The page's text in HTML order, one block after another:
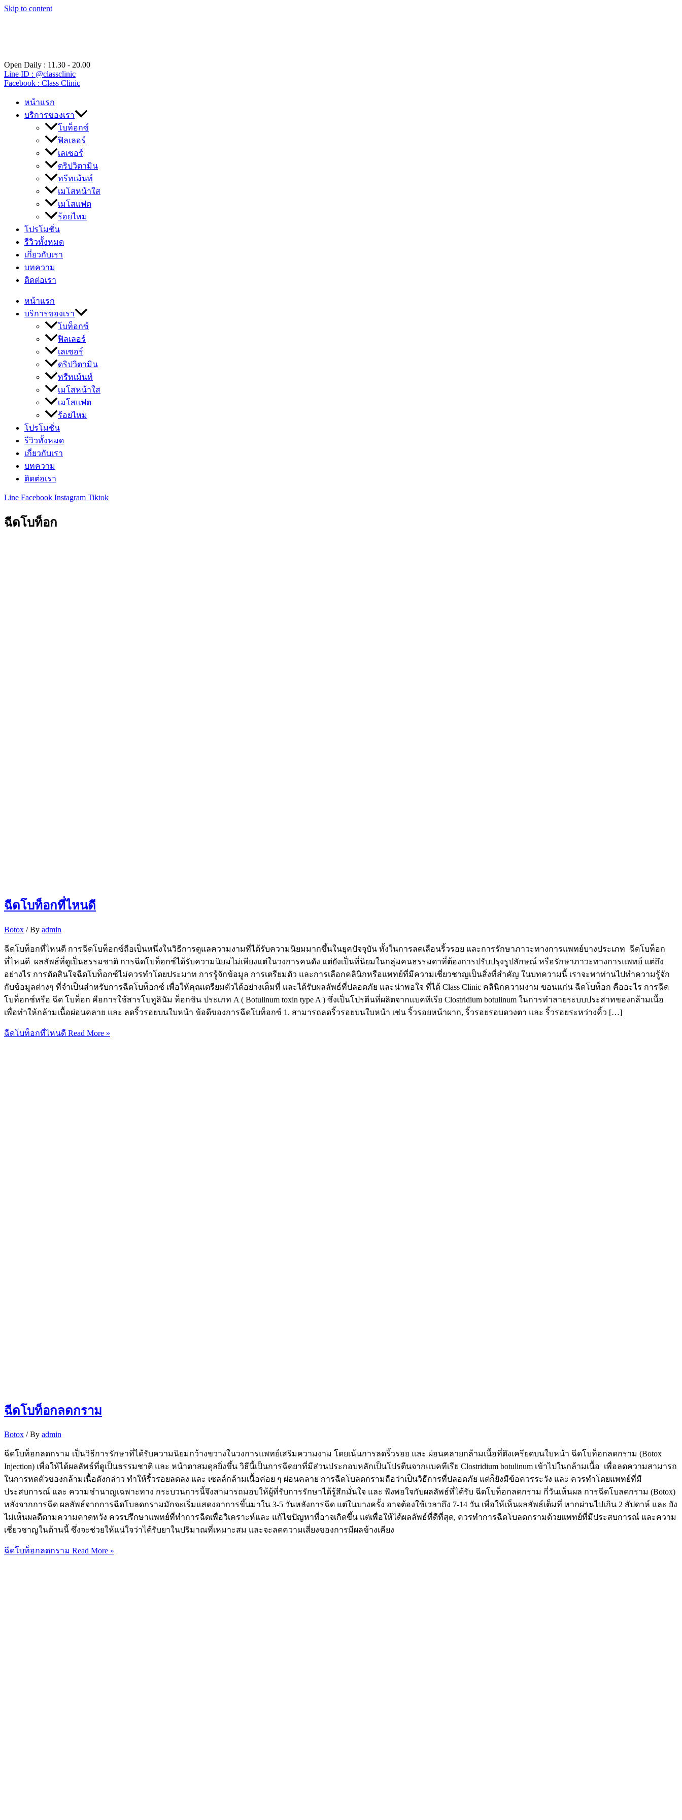
Skip to content
Open Daily : 11.30 - 20.00
Line ID : @classclinic​
Facebook : Class Clinic
หน้าแรก
บริการของเรา
โบท็อกซ์
ฟิลเลอร์
เลเซอร์
ดริปวิตามิน
ทรีทเม้นท์
เมโสหน้าใส
เมโสแฟต
ร้อยไหม
โปรโมชั่น
รีวิวทั้งหมด
เกี่ยวกับเรา
บทความ
ติดต่อเรา
หน้าแรก
บริการของเรา
โบท็อกซ์
ฟิลเลอร์
เลเซอร์
ดริปวิตามิน
ทรีทเม้นท์
เมโสหน้าใส
เมโสแฟต
ร้อยไหม
โปรโมชั่น
รีวิวทั้งหมด
เกี่ยวกับเรา
บทความ
ติดต่อเรา
Line Facebook Instagram Tiktok
ฉีดโบท็อก
ฉีดโบท็อกที่ไหนดี
Botox / By admin
ฉีดโบท็อกที่ไหนดี การฉีดโบท็อกซ์ถือเป็นหนึ่งในวิธีการดูแลความงามที่ได้รับความนิยมมากขึ้นในยุคปัจจุบัน ทั้งในการลดเลือนริ้วรอย และการรักษาภาวะทางการแพทย์บางประเภท ฉีดโบท็อก
ที่ไหนดี ผลลัพธ์ที่ดูเป็นธรรมชาติ การฉีดโบท็อกซ์ได้รับความนิยมไม่เพียงแต่ในวงการคนดัง แต่ยังเป็นที่นิยมในกลุ่มคนธรรมดาที่ต้องการปรับปรุงรูปลักษณ์ หรือรักษาภาวะทางการแพทย์ แต่ถึง
อย่างไร การตัดสินใจฉีดโบท็อกซ์ไม่ควรทำโดยประมาท การรู้จักข้อมูล การเตรียมตัว และการเลือกคลินิกหรือแพทย์ที่มีความเชี่ยวชาญเป็นสิ่งที่สำคัญ ในบทความนี้ เราจะพาท่านไปทำความรู้จัก
กับข้อมูลต่างๆ ที่จำเป็นสำหรับการฉีดโบท็อกซ์ เพื่อให้คุณเตรียมตัวได้อย่างเต็มที่ และได้รับผลลัพธ์ที่ปลอดภัย และน่าพอใจ ที่ได้ Class Clinic คลินิกความงาม ขอนแก่น ฉีดโบท็อก คืออะไร การฉีด
โบท็อกซ์หรือ ฉีด โบท็อก คือการใช้สารโบทูลินัม ท็อกซิน ประเภท A ( Botulinum toxin type A ) ซึ่งเป็นโปรตีนที่ผลิตจากแบคทีเรีย Clostridium botulinum ในการทำลายระบบประสาทของกล้ามเนื้อ
เพื่อทำให้กล้ามเนื้อผ่อนคลาย และ ลดริ้วรอยบนใบหน้า ข้อดีของการฉีดโบท็อกซ์ 1. สามารถลดริ้วรอยบนใบหน้า เช่น ริ้วรอยหน้าผาก, ริ้วรอยรอบดวงตา และ ริ้วรอยระหว่างคิ้ว […]
ฉีดโบท็อกที่ไหนดี Read More »
ฉีดโบท็อกลดกราม
Botox / By admin
ฉีดโบท็อกลดกราม เป็นวิธีการรักษาที่ได้รับความนิยมกว้างขวางในวงการแพทย์เสริมความงาม โดยเน้นการลดริ้วรอย และ ผ่อนคลายกล้ามเนื้อที่ตึงเครียดบนใบหน้า ฉีดโบท็อกลดกราม (Botox
Injection) เพื่อให้ได้ผลลัพธ์ที่ดูเป็นธรรมชาติ และ หน้าตาสมดุลยิ่งขึ้น วิธีนี้เป็นการฉีดยาที่มีส่วนประกอบหลักเป็นโปรตีนจากแบคทีเรีย Clostridium botulinum เข้าไปในกล้ามเนื้อ เพื่อลดความสามารถ
ในการหดตัวของกล้ามเนื้อดังกล่าว ทำให้ริ้วรอยลดลง และ เซลล์กล้ามเนื้อค่อย ๆ ผ่อนคลาย การฉีดโบลดกรามถือว่าเป็นวิธีการที่ปลอดภัย แต่ก็ยังมีข้อควรระวัง และ ควรทำโดยแพทย์ที่มี
ประสบการณ์ และ ความชำนาญเฉพาะทาง กระบวนการนี้จึงสามารถมอบให้ผู้ที่รับการรักษาได้รู้สึกมั่นใจ และ พึงพอใจกับผลลัพธ์ที่ได้รับ ฉีดโบท็อกลดกราม กี่วันเห็นผล การฉีดโบลดกราม (Botox)
หลังจากการฉีด ผลลัพธ์จากการฉีดโบลดกรามมักจะเริ่มแสดงอาการขึ้นมาใน 3-5 วันหลังการฉีด แต่ในบางครั้ง อาจต้องใช้เวลาถึง 7-14 วัน เพื่อให้เห็นผลลัพธ์เต็มที่ หากผ่านไปเกิน 2 สัปดาห์ และ ยัง
ไม่เห็นผลดีตามความคาดหวัง ควรปรึกษาแพทย์ที่ทำการฉีดเพื่อวิเคราะห์และ แก้ไขปัญหาที่อาจเกิดขึ้น แต่เพื่อให้ได้ผลลัพธ์ที่ดีที่สุด, ควรทำการฉีดโบลดกรามด้วยแพทย์ที่มีประสบการณ์ และความ
เชี่ยวชาญในด้านนี้ ซึ่งจะช่วยให้แน่ใจว่าได้รับยาในปริมาณที่เหมาะสม และจะลดความเสี่ยงของการมีผลข้างเคียง
ฉีดโบท็อกลดกราม Read More »